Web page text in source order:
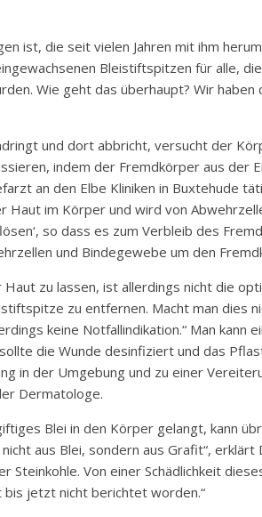
ist, die seit vielen Jahren mit ihm
Bleistiftspitzen für alle,
Wie geht das überhaupt? Wir haben
und dort abbricht, versucht der
indem der Fremdkörper aus der
an den Elbe Kliniken in Buxtehude
im Körper und wird von
so dass es zum Verbleib des
und Bindegewebe um den
zu lassen, ist allerdings nicht die
zu entfernen. Macht man dies
keine Notfallindikation.“ Man kann
die Wunde desinfiziert und das
in der Umgebung und zu einer
Dermatologe.
Blei in den Körper gelangt, kann
aus Blei, sondern aus Grafit“, erklärt
Steinkohle. Von einer Schädlichkeit
jetzt nicht berichtet worden.“